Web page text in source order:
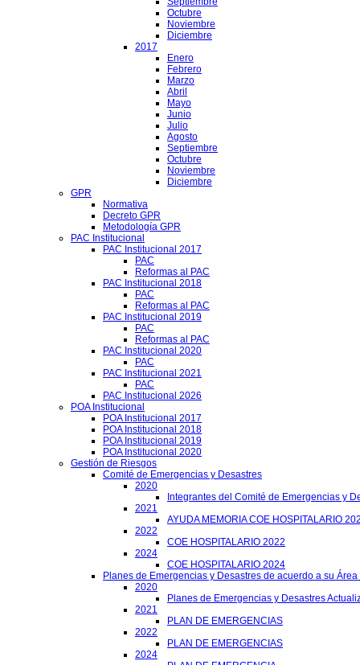
Octubre
Noviembre
Diciembre
2017
Enero
Febrero
Marzo
Abril
Mayo
Junio
Julio
Agosto
Septiembre
Octubre
Noviembre
Diciembre
GPR
Normativa
Decreto GPR
Metodología GPR
PAC Institucional
PAC Institucional 2017
PAC
Reformas al PAC
PAC Institucional 2018
PAC
Reformas al PAC
PAC Institucional 2019
PAC
Reformas al PAC
PAC Institucional 2020
PAC
PAC Institucional 2021
PAC
PAC Institucional 2026
POA Institucional
POA Institucional 2017
POA Institucional 2018
POA Institucional 2019
POA Institucional 2020
Gestión de Riesgos
Comité de Emergencias y Desastres
2020
Integrantes del Comité de Emergencias y
2021
AYUDA MEMORIA COE HOSPITALARIO
2022
COE HOSPITALARIO 2022
2024
COE HOSPITALARIO 2024
Planes de Emergencias y Desastres de acuerdo a su
2020
Planes de Emergencias y Desastres
2021
PLAN DE EMERGENCIAS
2022
PLAN DE EMERGENCIAS
2024